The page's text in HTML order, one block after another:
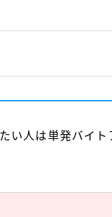
い人は単発バイト